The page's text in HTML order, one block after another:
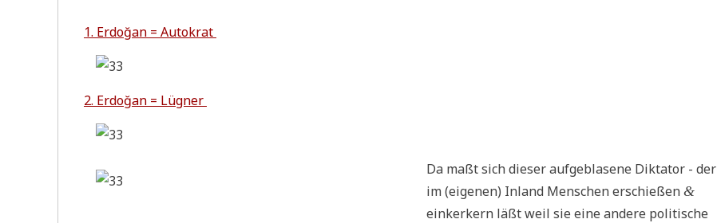
1. Erdoğan = Autokrat
2. Erdoğan = Lügner
Da maßt sich die­ser auf­ge­bla­se­ne Dik­ta­tor - der
im (eige­nen) Inland Men­schen erschie­ßen &
ein­ker­kern läßt weil sie eine ande­re poli­ti­sche